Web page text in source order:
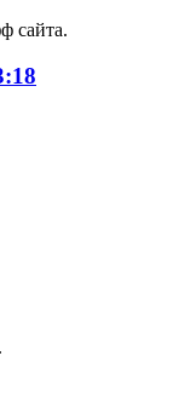
сайта.